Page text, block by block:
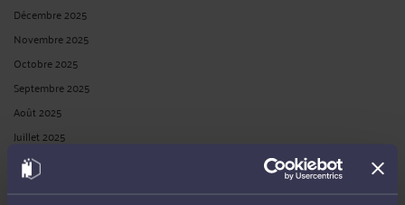
Décembre 2025
Novembre 2025
Octobre 2025
Septembre 2025
Août 2025
Juillet 2025
Mai 2025
Avril 2025